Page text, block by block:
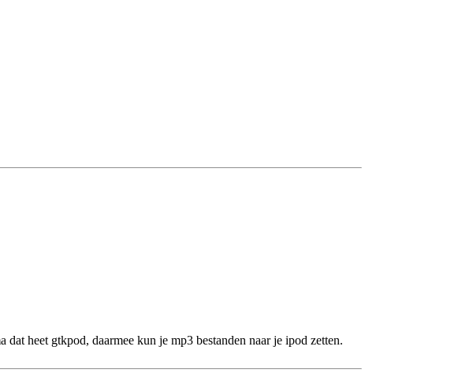
heet gtkpod, daarmee kun je mp3 bestanden naar je ipod zetten.